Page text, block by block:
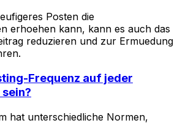
Posten die
erhoehen kann, kann es auch das
reduzieren und zur Ermuedung
Frequenz auf jeder
hat unterschiedliche Normen,